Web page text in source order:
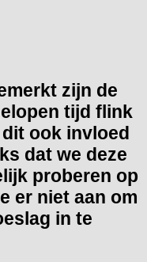
zijn de
tijd flink
ook invloed
dat we deze
proberen op
er niet aan om
in te